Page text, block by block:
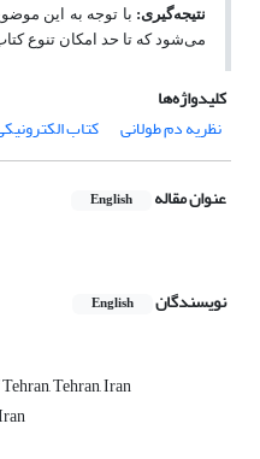
نتیجه‌گیری: با توجه به این
می‌شود که تا حد امکان تنوع
کلیدواژه‌ها
نظریه دم طولانی
کتاب
عنوان مقاله English
نویسندگان English
Tehran, Iran